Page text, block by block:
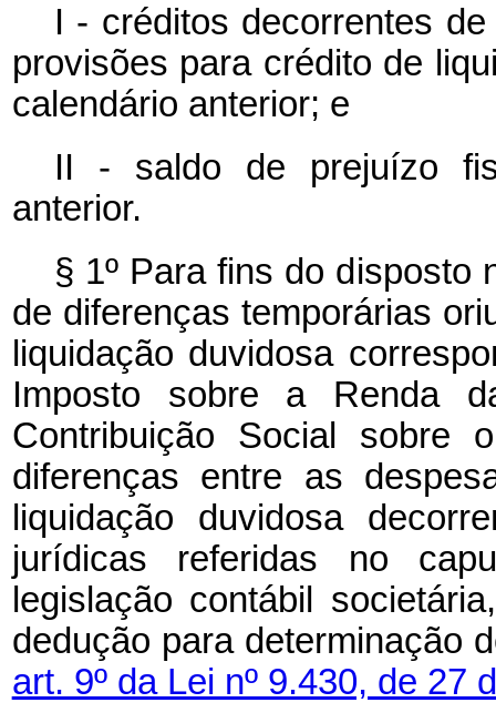
I - créditos decorrentes
provisões para crédito de
calendário anterior; e
II - saldo de prejuízo
anterior.
§ 1º Para fins do disposto
de diferenças temporárias
liquidação duvidosa
Imposto sobre a Renda
Contribuição Social
diferenças entre as
liquidação duvidosa
jurídicas referidas no
legislação contábil
dedução para determinação
art. 9º da Lei nº 9.430, de 27